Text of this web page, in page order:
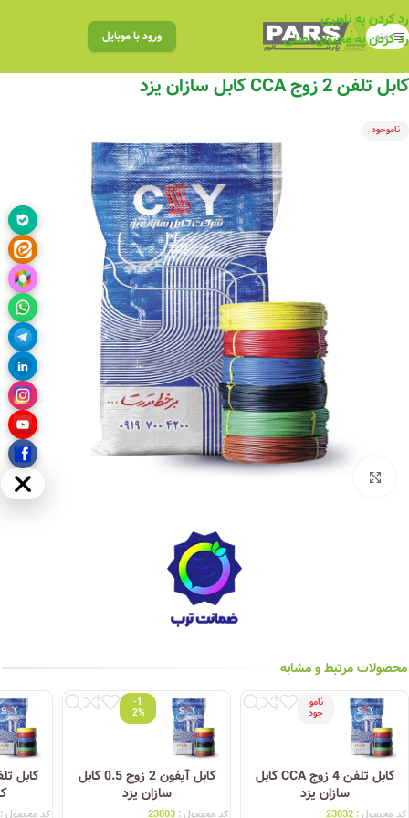
رد کردن به ناوبری
رد کردن به محتوای اصلی
منو ورود با موبایل
کابل تلفن 2 زوج CCA کابل سازان یزد
ناموجود
بزرگنمایی تصویر
محصولات مرتبط و مشابه
نامو
جود
کابل تلفن 4 زوج CCA کابل
سازان یزد
کد محصول : 23832
-1
2%
کابل آیفون 2 زوج 0.5 کابل
سازان یزد
کد محصول : 23803 کد محصول